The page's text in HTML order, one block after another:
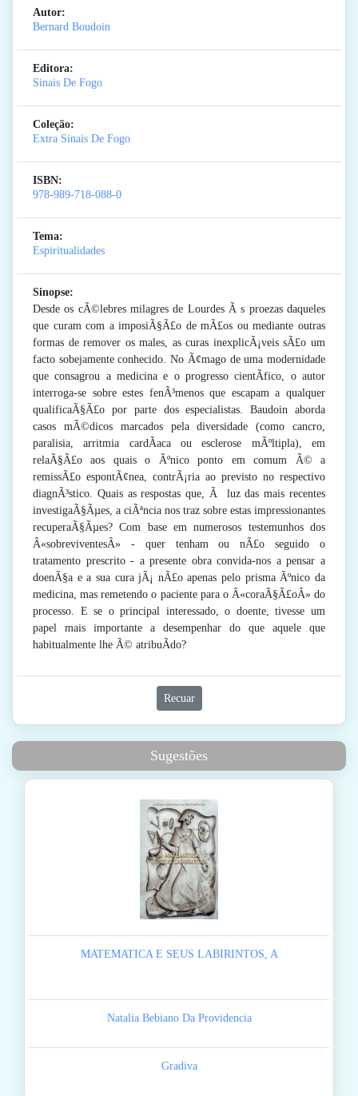
Autor:
Bernard Boudoin
Editora:
Sinais De Fogo
Coleção:
Extra Sinais De Fogo
ISBN:
978-989-718-088-0
Tema:
Espiritualidades
Sinopse:
Desde os cÃ©lebres milagres de Lourdes Ã s proezas daqueles
que curam com a imposiÃ§Ã£o de mÃ£os ou mediante outras
formas de remover os males, as curas inexplicÃ¡veis sÃ£o um
facto sobejamente conhecido. No Ã¢mago de uma modernidade
que consagrou a medicina e o progresso cientÃ­fico, o autor
interroga-se sobre estes fenÃ³menos que escapam a qualquer
qualificaÃ§Ã£o por parte dos especialistas. Baudoin aborda
casos mÃ©dicos marcados pela diversidade (como cancro,
paralisia, arritmia cardÃ­aca ou esclerose mÃºltipla), em
relaÃ§Ã£o aos quais o Ãºnico ponto em comum Ã© a
remissÃ£o espontÃ¢nea, contrÃ¡ria ao previsto no respectivo
diagnÃ³stico. Quais as respostas que, Ã luz das mais recentes
investigaÃ§Ãµes, a ciÃªncia nos traz sobre estas impressionantes
recuperaÃ§Ãµes? Com base em numerosos testemunhos dos
Â«sobreviventesÂ» - quer tenham ou nÃ£o seguido o
tratamento prescrito - a presente obra convida-nos a pensar a
doenÃ§a e a sua cura jÃ¡ nÃ£o apenas pelo prisma Ãºnico da
medicina, mas remetendo o paciente para o Â«coraÃ§Ã£oÂ» do
processo. E se o principal interessado, o doente, tivesse um
papel mais importante a desempenhar do que aquele que
habitualmente lhe Ã© atribuÃ­do?
Recuar
Sugestões
MATEMATICA E SEUS LABIRINTOS, A
Natalia Bebiano Da Providencia
Gradiva